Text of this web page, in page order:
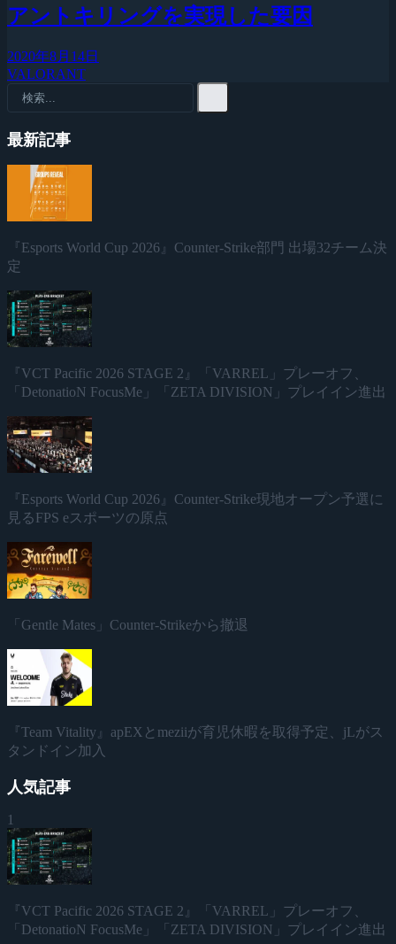
アントキリングを実現した要因
2020年8月14日
VALORANT
最新記事
『Esports World Cup 2026』Counter-Strike部門 出場32チーム決
定
『VCT Pacific 2026 STAGE 2』「VARREL」プレーオフ、
「DetonatioN FocusMe」「ZETA DIVISION」プレイイン進出
『Esports World Cup 2026』Counter-Strike現地オープン予選に
見るFPS eスポーツの原点
「Gentle Mates」Counter-Strikeから撤退
『Team Vitality』apEXとmeziiが育児休暇を取得予定、jLがス
タンドイン加入
人気記事
1
『VCT Pacific 2026 STAGE 2』「VARREL」プレーオフ、
「DetonatioN FocusMe」「ZETA DIVISION」プレイイン進出